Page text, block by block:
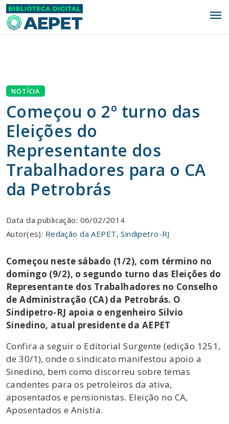
menu
NOTÍCIA
Começou o 2º turno das
Eleições do
Representante dos
Trabalhadores para o CA
da Petrobrás
Data da publicação: 06/02/2014
Autor(es): Redação da AEPET,Sindipetro-RJ
Começou neste sábado (1/2), com término no
domingo (9/2), o segundo turno das Eleições do
Representante dos Trabalhadores no Conselho
de Administração (CA) da Petrobrás. O
Sindipetro-RJ apoia o engenheiro Silvio
Sinedino, atual presidente da AEPET
Confira a seguir o Editorial Surgente (edição 1251,
de 30/1), onde o sindicato manifestou apoio a
Sinedino, bem como discorreu sobre temas
candentes para os petroleiros da ativa,
aposentados e pensionistas. Eleição no CA,
Aposentados e Anistia.